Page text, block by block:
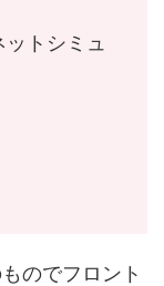
トシミュ
のでフロント